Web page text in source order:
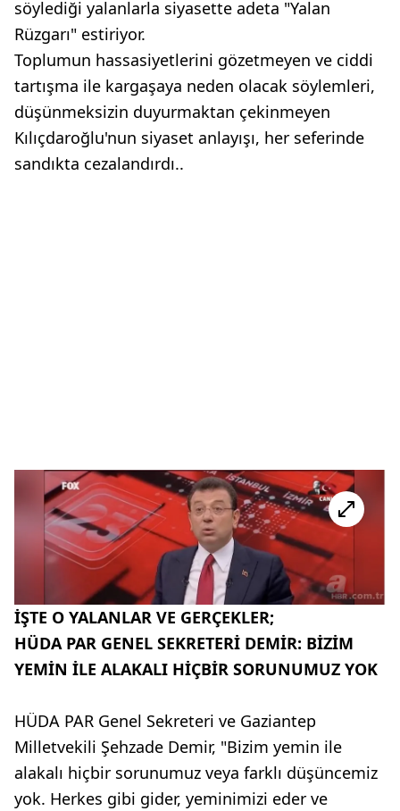
söylediği yalanlarla siyasette adeta "Yalan
Rüzgarı" estiriyor.
Toplumun hassasiyetlerini gözetmeyen ve ciddi
tartışma ile kargaşaya neden olacak söylemleri,
düşünmeksizin duyurmaktan çekinmeyen
Kılıçdaroğlu'nun siyaset anlayışı, her seferinde
sandıkta cezalandırdı..
İŞTE O YALANLAR VE GERÇEKLER;
HÜDA PAR GENEL SEKRETERİ DEMİR: BİZİM
YEMİN İLE ALAKALI HİÇBİR SORUNUMUZ YOK
HÜDA PAR Genel Sekreteri ve Gaziantep
Milletvekili Şehzade Demir, "Bizim yemin ile
alakalı hiçbir sorunumuz veya farklı düşüncemiz
yok. Herkes gibi gider, yeminimizi eder ve